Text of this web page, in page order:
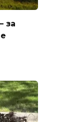
за